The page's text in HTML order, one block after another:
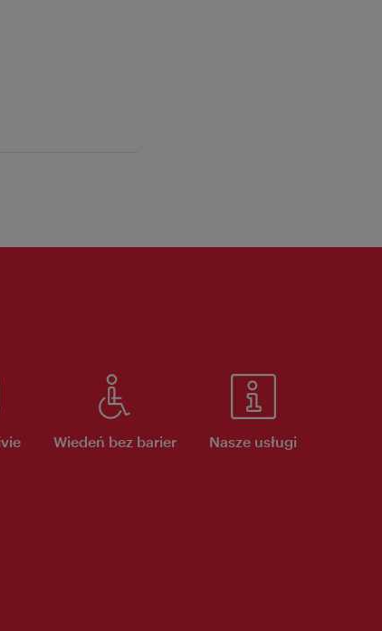
Wiedeń bez barier Nasze usługi